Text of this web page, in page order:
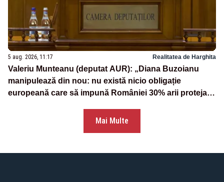
5 aug. 2026, 11:17 Realitatea de Harghita
Valeriu Munteanu (deputat AUR): „Diana Buzoianu
manipulează din nou: nu există nicio obligație
europeană care să impună României 30% arii protejate
Mai Multe